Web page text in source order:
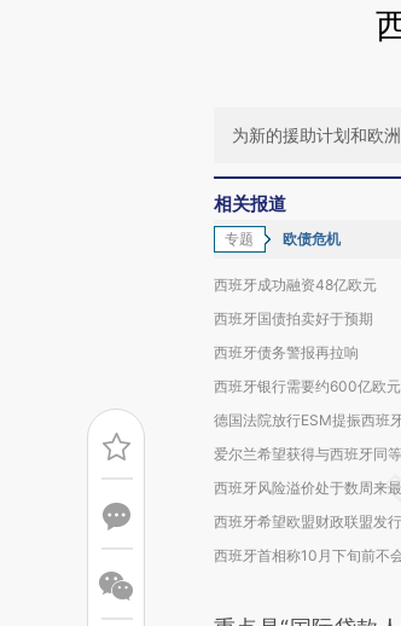
为新的援助计划和欧
相关报道
专题 欧债危机
西班牙成功融资48亿欧元
西班牙国债拍卖好于预期
西班牙债务警报再拉响
西班牙银行需要约600亿欧
德国法院放行ESM提振西班
爱尔兰希望获得与西班牙同
西班牙风险溢价处于数周来
西班牙希望欧盟财政联盟发
西班牙首相称10月下旬前不